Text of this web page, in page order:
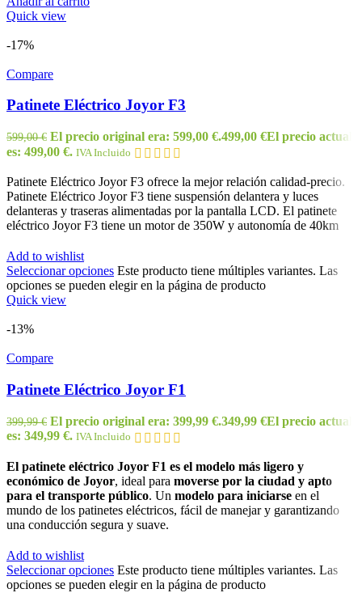
Quick view
-17%
Compare
Patinete Eléctrico Joyor F3
599,00€ El precio original era: 599,00 €.499,00 €El precio actual
es: 499,00 €. IVA Incluido
Patinete Eléctrico Joyor F3 ofrece la mejor relación calidad-precio.
Patinete Eléctrico Joyor F3 tiene suspensión delantera y luces
delanteras y traseras alimentadas por la pantalla LCD. El patinete
eléctrico Joyor F3 tiene un motor de 350W y autonomía de 40km
Add to wishlist
Seleccionar opciones Este producto tiene múltiples variantes. Las
opciones se pueden elegir en la página de producto
Quick view
-13%
Compare
Patinete Eléctrico Joyor F1
399,99€ El precio original era: 399,99 €.349,99 €El precio actual
es: 349,99 €. IVA Incluido
El patinete eléctrico Joyor F1 es el modelo más ligero y
económico de Joyor, ideal para moverse por la ciudad y apto
para el transporte público. Un modelo para iniciarse en el
mundo de los patinetes eléctricos, fácil de manejar y garantizando
una conducción segura y suave.
Add to wishlist
Seleccionar opciones Este producto tiene múltiples variantes. Las
opciones se pueden elegir en la página de producto